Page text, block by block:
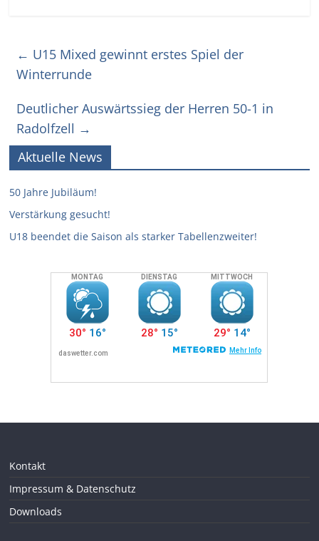
← U15 Mixed gewinnt erstes Spiel der
Winterrunde
Deutlicher Auswärtssieg der Herren 50-1 in
Radolfzell →
Aktuelle News
50 Jahre Jubiläum!
Verstärkung gesucht!
U18 beendet die Saison als starker Tabellenzweiter!
Kontakt
Impressum & Datenschutz
Downloads